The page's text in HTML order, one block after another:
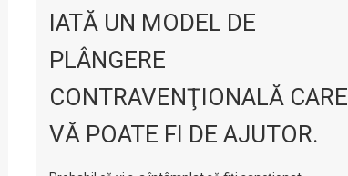
IATĂ UN MODEL DE
PLÂNGERE
CONTRAVENŢIONALĂ CARE
VĂ POATE FI DE AJUTOR.